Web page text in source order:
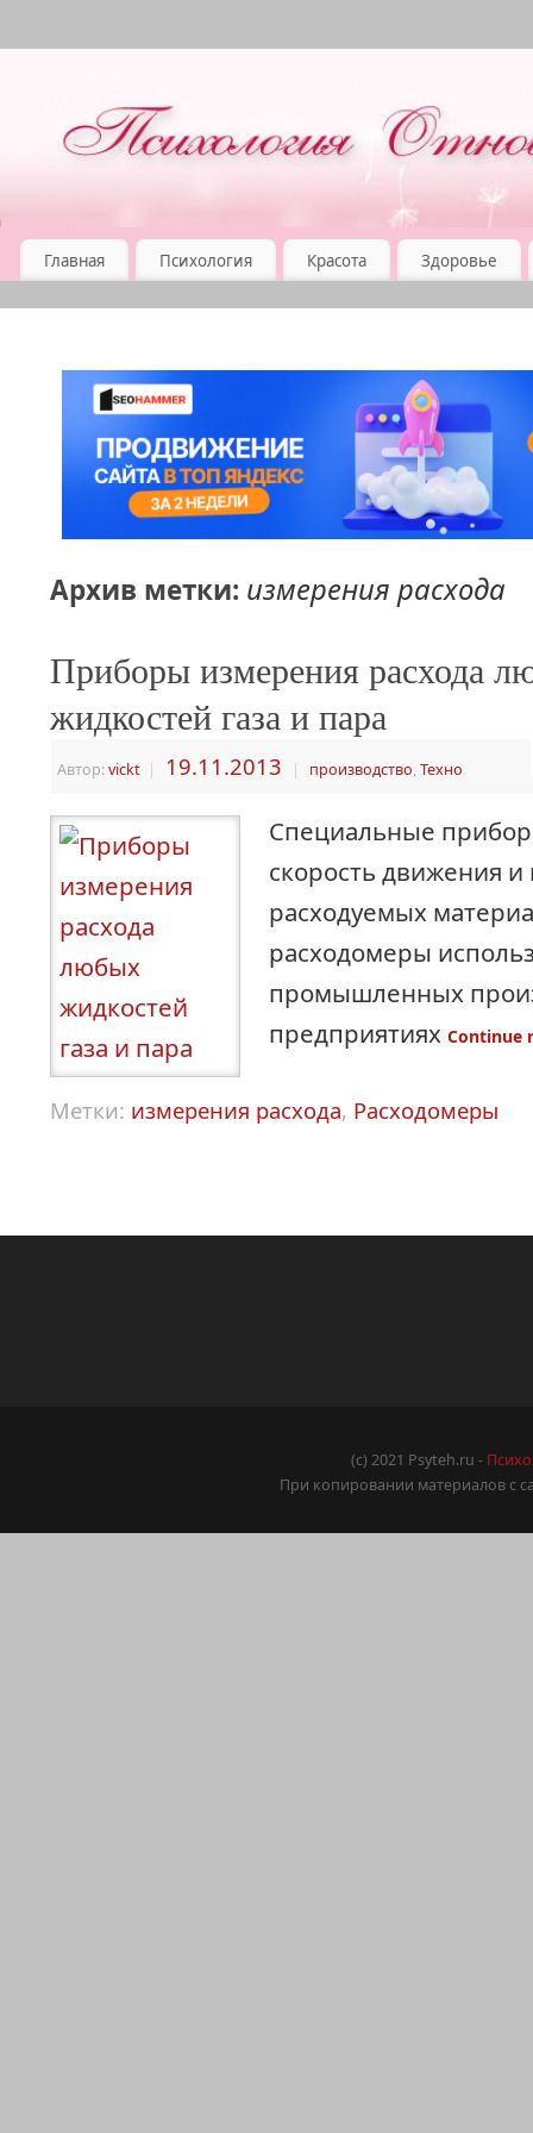
Главная Психология Красота Здоровье
Архив метки: измерения расхода
Приборы измерения расхода
жидкостей газа и пара
Автор:vickt | 19.11.2013 | производство, Техно
Специальные
скорость движения и
расходуемых
расходомеры
промышленных
предприятиях Continue
Метки: измерения расхода, Расходомеры
(c) 2021 Psyteh.ru -
При копировании материалов с